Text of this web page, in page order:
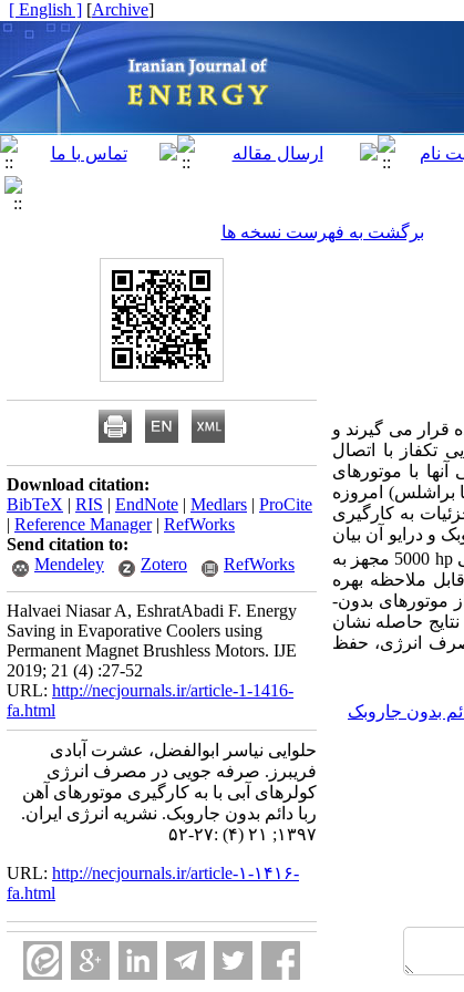
[
Archive
]
[ English ]
برگشت به فهرست نسخه ها
قرار می­ گیرند و
تک­فاز با اتصال
با موتورهای
براشلس) امروزه
به­ کارگیری
و درایو آن بیان
hp
5000 مجهز به
ملاحظه بهره
موتورهای بدون­
حاصله نشان
انرژی، حفظ
بدون جاروبک
Download citation:
BibTeX | RIS | EndNote | Medlars | ProCite
| Reference Manager| RefWorks
Send citation to:
Mendeley
Zotero RefWorks
Halvaei Niasar A, EshratAbadi F. Energy
Saving in Evaporative Coolers using
Permanent Magnet Brushless Motors. IJE
2019; 21 (4) :27-52
URL: http://necjournals.ir/article-1-1416-
fa.html
حلوایی نیاسر ابوالفضل، عشرت آبادی
فریبرز. صرفه جویی در مصرف انرژی
کولرهای آبی با به کارگیری موتورهای آهن
ربا دائم بدون جاروبک. نشریه انرژی ایران.
۱۳۹۷; ۲۱ (۴) :۲۷-۵۲
URL: http://necjournals.ir/article-۱-۱۴۱۶-
fa.html